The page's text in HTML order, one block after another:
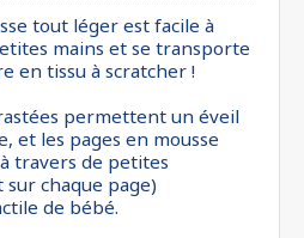
tout léger est facile à
mains et se transporte
en tissu à scratcher !
permettent un éveil
et les pages en mousse
travers de petites
chaque page)
de bébé.